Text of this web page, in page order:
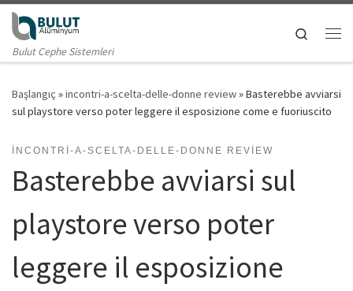
Skip to content
Bulut Cephe Sistemleri
Search
Başlangıç »incontri-a-scelta-delle-donne review»Basterebbe avviarsi
sul playstore verso poter leggere il esposizione come e fuoriuscito
INCONTRI-A-SCELTA-DELLE-DONNE REVIEW
Basterebbe avviarsi sul
playstore verso poter
leggere il esposizione